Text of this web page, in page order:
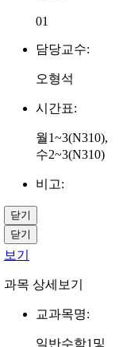
01
담당교수:
오형석
시간표:
월1~3(N310),
수2~3(N310)
비고:
닫기
닫기
보기
과목 상세보기
교과목명:
일반수학1및